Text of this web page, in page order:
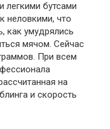
бутсами
неловкими, что
как умудрялись
мячом. Сейчас
При всем
на
и скорость